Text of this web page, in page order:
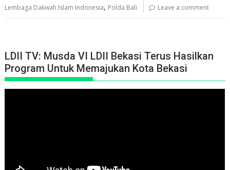
Lembaga Dakwah Islam Indonesia, Polda Bali Leave a comment
LDII TV: Musda VI LDII Bekasi Terus Hasilkan
Program Untuk Memajukan Kota Bekasi